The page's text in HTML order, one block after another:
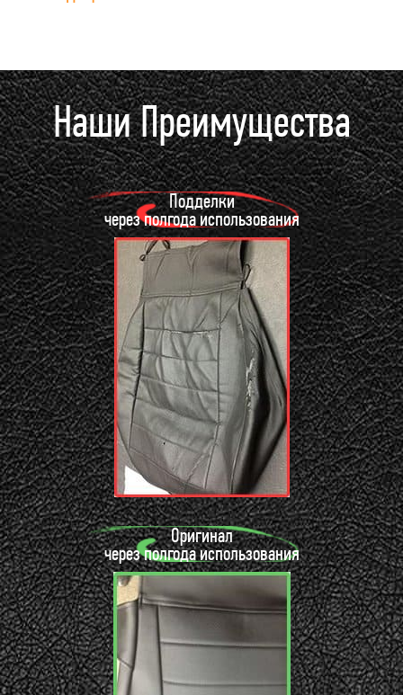
Наши Преимущества
Подделки
через полгода использования
Оригинал
через полгода использования